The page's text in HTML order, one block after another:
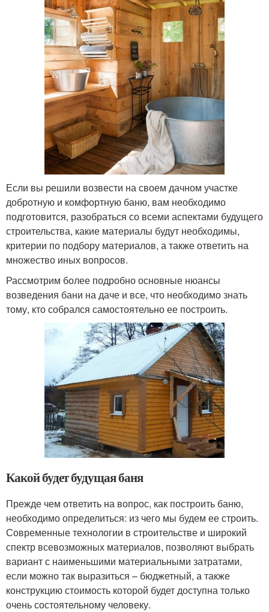
Если вы решили возвести на своем дачном участке
добротную и комфортную баню, вам необходимо
подготовится, разобраться со всеми аспектами будущего
строительства, какие материалы будут необходимы,
критерии по подбору материалов, а также ответить на
множество иных вопросов.
Рассмотрим более подробно основные нюансы
возведения бани на даче и все, что необходимо знать
тому, кто собрался самостоятельно ее построить.
Какой будет будущая баня
Прежде чем ответить на вопрос, как построить баню,
необходимо определиться: из чего мы будем ее строить.
Современные технологии в строительстве и широкий
спектр всевозможных материалов, позволяют выбрать
вариант с наименьшими материальными затратами,
если можно так выразиться – бюджетный, а также
конструкцию стоимость которой будет доступна только
очень состоятельному человеку.